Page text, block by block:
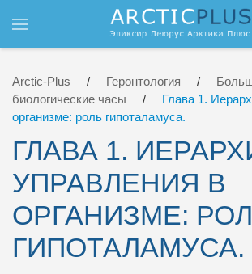
Перейти к содержимому
Arctic-Plus Геронтология
биологические часы
Глава 1.
организме: роль гипоталамуса.
ГЛАВА 1.
УПРАВЛЕНИЯ В
ОРГАНИЗМЕ:
ГИПОТАЛАМУСА.